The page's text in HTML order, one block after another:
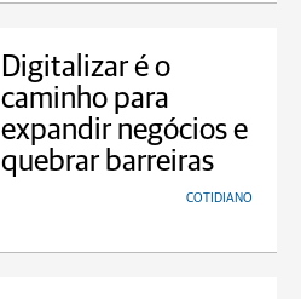
Digitalizar é o
caminho para
expandir negócios e
quebrar barreiras
COTIDIANO